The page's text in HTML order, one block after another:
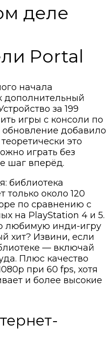
деле
Portal
начала
дополнительный
за 199
игры с консоли по
добавило
это
играть без
шаг вперёд.
библиотека
только около 120
по сравнению с
на PlayStation 4 и 5.
любимую инди-игру
хит? Извини, если
— включай
Плюс качество
при 60 fps, хотя
и более высокие